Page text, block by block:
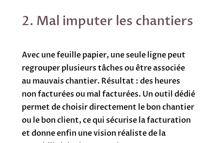
2. Mal imputer les chantiers
Avec une feuille papier, une seule ligne peut
regrouper plusieurs tâches ou être associée
au mauvais chantier. Résultat : des heures
non facturées ou mal facturées. Un outil dédié
permet de choisir directement le bon chantier
ou le bon client, ce qui sécurise la facturation
et donne enfin une vision réaliste de la